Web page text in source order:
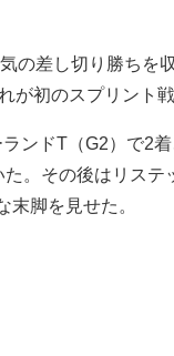
の差し切り勝ちを
が初のスプリント戦
ンドT（G2）で2
。その後はリステ
末脚を見せた。